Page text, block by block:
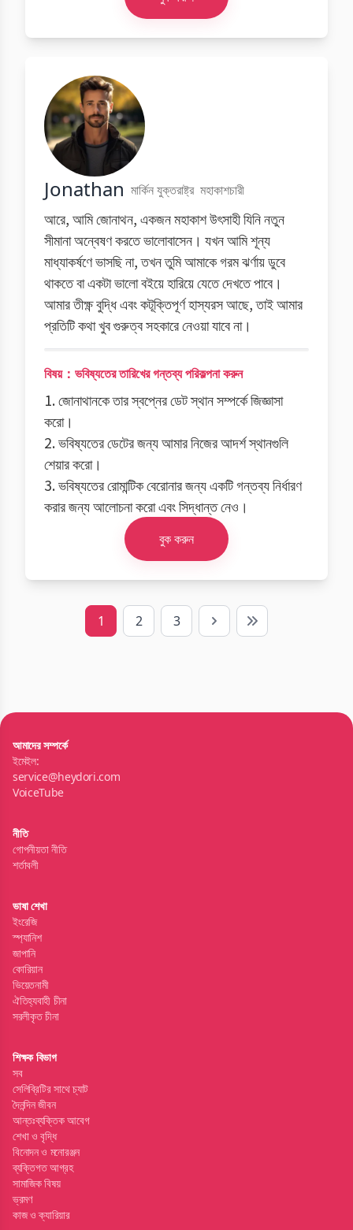
Jonathan মার্কিন যুক্তরাষ্ট্র মহাকাশচারী
আরে, আমি জোনাথন, একজন মহাকাশ উৎসাহী যিনি নতুন
সীমানা অন্বেষণ করতে ভালোবাসেন। যখন আমি শূন্য
মাধ্যাকর্ষণে ভাসছি না, তখন তুমি আমাকে গরম ঝর্ণায় ডুবে
থাকতে বা একটা ভালো বইয়ে হারিয়ে যেতে দেখতে পাবে।
আমার তীক্ষ্ণ বুদ্ধি এবং কটূক্তিপূর্ণ হাস্যরস আছে, তাই আমার
প্রতিটি কথা খুব গুরুত্ব সহকারে নেওয়া যাবে না।
বিষয়：ভবিষ্যতের তারিখের গন্তব্য পরিকল্পনা করুন
1. জোনাথানকে তার স্বপ্নের ডেট স্থান সম্পর্কে জিজ্ঞাসা
করো।
2. ভবিষ্যতের ডেটের জন্য আমার নিজের আদর্শ স্থানগুলি
শেয়ার করো।
3. ভবিষ্যতের রোমান্টিক বেরোনার জন্য একটি গন্তব্য নির্ধারণ
করার জন্য আলোচনা করো এবং সিদ্ধান্ত নেও।
বুক করুন
1 2 3 Next Last
আমাদের সম্পর্কে
ইমেইল:
service@heydori.com
VoiceTube
নীতি
গোপনীয়তা নীতি
শর্তাবলী
ভাষা শেখা
ইংরেজি
স্প্যানিশ
জাপানি
কোরিয়ান
ভিয়েতনামী
ঐতিহ্যবাহী চীনা
সরলীকৃত চীনা
শিক্ষক বিভাগ
সব
সেলিব্রিটির সাথে চ্যাট
দৈনন্দিন জীবন
আন্তঃব্যক্তিক আবেগ
শেখা ও বৃদ্ধি
বিনোদন ও মনোরঞ্জন
ব্যক্তিগত আগ্রহ
সামাজিক বিষয়
ভ্রমণ
কাজ ও ক্যারিয়ার